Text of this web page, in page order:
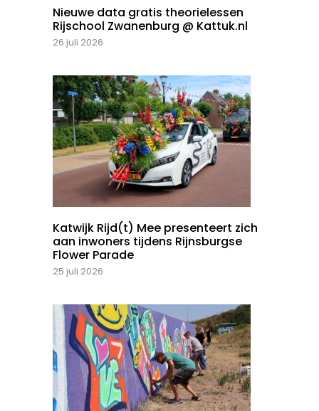
Nieuwe data gratis theorielessen
Rijschool Zwanenburg @ Kattuk.nl
26 juli 2026
Katwijk Rijd(t) Mee presenteert zich
aan inwoners tijdens Rijnsburgse
Flower Parade
25 juli 2026